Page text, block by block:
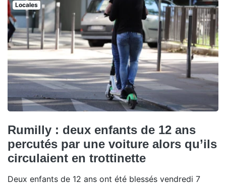
Locales
Rumilly : deux enfants de 12 ans
percutés par une voiture alors qu’ils
circulaient en trottinette
Deux enfants de 12 ans ont été blessés vendredi 7